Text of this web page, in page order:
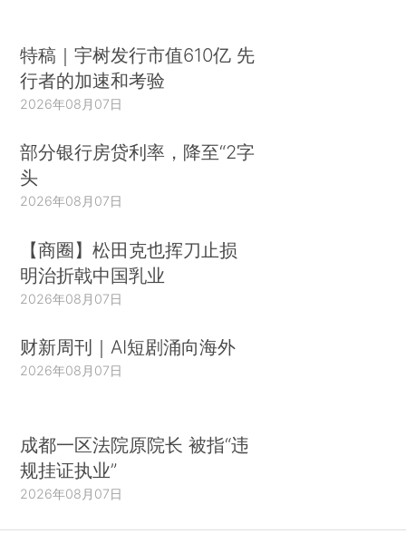
特稿｜宇树发行市值610亿 先
行者的加速和考验
2026年08月07日
部分银行房贷利率，降至“2字
头
2026年08月07日
【商圈】松田克也挥刀止损
明治折戟中国乳业
2026年08月07日
财新周刊｜AI短剧涌向海外
2026年08月07日
成都一区法院原院长 被指“违
规挂证执业”
2026年08月07日